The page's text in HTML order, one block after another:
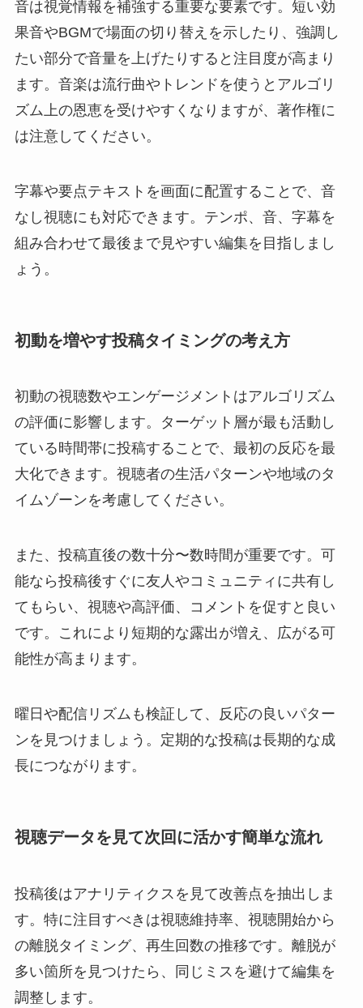
音は視覚情報を補強する重要な要素です。短い効
果音やBGMで場面の切り替えを示したり、強調し
たい部分で音量を上げたりすると注目度が高まり
ます。音楽は流行曲やトレンドを使うとアルゴリ
ズム上の恩恵を受けやすくなりますが、著作権に
は注意してください。
字幕や要点テキストを画面に配置することで、音
なし視聴にも対応できます。テンポ、音、字幕を
組み合わせて最後まで見やすい編集を目指しまし
ょう。
初動を増やす投稿タイミングの考え方
初動の視聴数やエンゲージメントはアルゴリズム
の評価に影響します。ターゲット層が最も活動し
ている時間帯に投稿することで、最初の反応を最
大化できます。視聴者の生活パターンや地域のタ
イムゾーンを考慮してください。
また、投稿直後の数十分〜数時間が重要です。可
能なら投稿後すぐに友人やコミュニティに共有し
てもらい、視聴や高評価、コメントを促すと良い
です。これにより短期的な露出が増え、広がる可
能性が高まります。
曜日や配信リズムも検証して、反応の良いパター
ンを見つけましょう。定期的な投稿は長期的な成
長につながります。
視聴データを見て次回に活かす簡単な流れ
投稿後はアナリティクスを見て改善点を抽出しま
す。特に注目すべきは視聴維持率、視聴開始から
の離脱タイミング、再生回数の推移です。離脱が
多い箇所を見つけたら、同じミスを避けて編集を
調整します。